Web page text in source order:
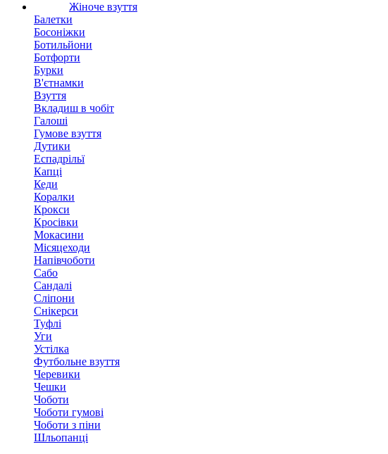
Жіноче взуття
Балетки
Босоніжки
Ботильйони
Ботфорти
Бурки
В'єтнамки
Взуття
Вкладиш в чобіт
Галоші
Гумове взуття
Дутики
Еспадрільї
Капці
Кеди
Коралки
Крокси
Кросівки
Мокасини
Місяцеходи
Напівчоботи
Сабо
Сандалі
Сліпони
Снікерси
Туфлі
Уги
Устілка
Футбольне взуття
Черевики
Чешки
Чоботи
Чоботи гумові
Чоботи з піни
Шльопанці